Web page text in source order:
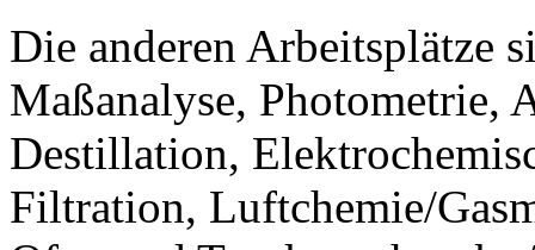
Die anderen Arbeitsplätze
Maßanalyse, Photometrie,
Destillation,
Filtration, Luftchemie/